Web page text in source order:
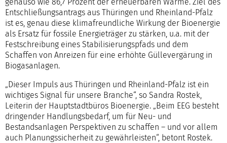
Entschließungsantrags aus Thüringen und Rheinland-Pfalz
ist es, genau diese klimafreundliche Wirkung der Bioenergie
als Ersatz für fossile Energieträger zu stärken, u.a. mit der
Festschreibung eines Stabilisierungspfads und dem
Schaffen von Anreizen für eine erhöhte Güllevergärung in
Biogasanlagen.
„Dieser Impuls aus Thüringen und Rheinland-Pfalz ist ein
wichtiges Signal für unsere Branche“, so Sandra Rostek,
Leiterin der Hauptstadtbüros Bioenergie. „Beim EEG besteht
dringender Handlungsbedarf, um für Neu- und
Bestandsanlagen Perspektiven zu schaffen – und vor allem
auch Planungssicherheit zu gewährleisten“, betont Rostek.